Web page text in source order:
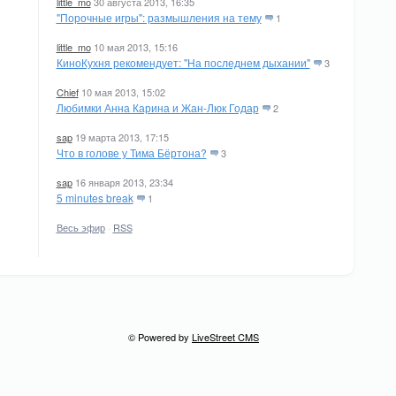
"Порочные игры": размышления на тему 1
little_mo 10 мая 2013, 15:16
КиноКухня рекомендует: "На последнем дыхании" 3
Chief 10 мая 2013, 15:02
Любимки Анна Карина и Жан-Люк Годар 2
sap 19 марта 2013, 17:15
Что в голове у Тима Бёртона? 3
sap 16 января 2013, 23:34
5 minutes break 1
Весь эфир· RSS
© Powered by LiveStreet CMS